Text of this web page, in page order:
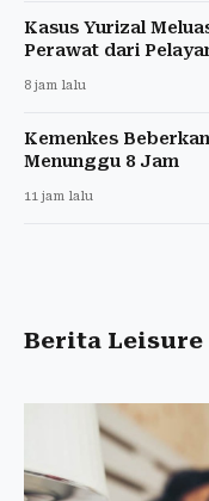
Kasus Yurizal
Perawat dari
8 jam lalu
Kemenkes
Menunggu 8 Jam
11 jam lalu
Berita Leisure